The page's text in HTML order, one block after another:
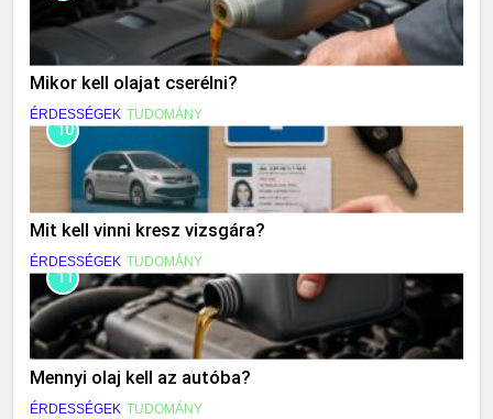
Mikor kell olajat cserélni?
ÉRDESSÉGEK TUDOMÁNY
10
Mit kell vinni kresz vizsgára?
ÉRDESSÉGEK TUDOMÁNY
11
Mennyi olaj kell az autóba?
ÉRDESSÉGEK TUDOMÁNY